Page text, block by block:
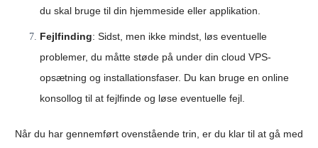
du skal bruge til din hjemmeside eller applikation.
Fejlfinding: Sidst, men ikke mindst, løs eventuelle
problemer, du måtte støde på under din cloud VPS-
opsætning og installationsfaser. Du kan bruge en online
konsollog til at fejlfinde og løse eventuelle fejl.
Når du har gennemført ovenstående trin, er du klar til at gå med